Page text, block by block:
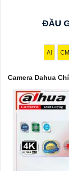
của bạn. Đừng
vượt trội của
ĐẦU
AI
Camera Dahua